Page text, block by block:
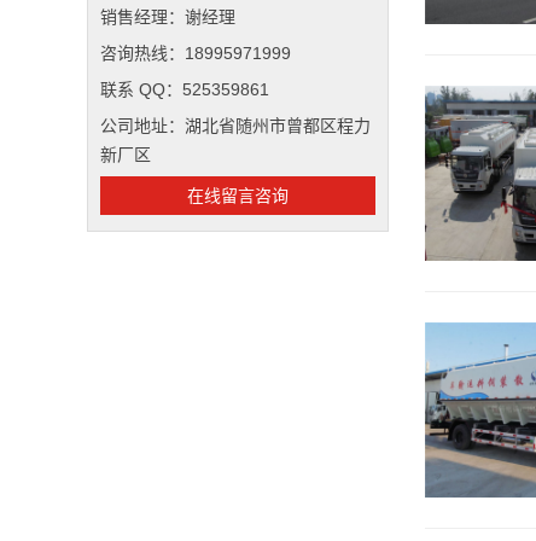
销售经理：谢经理
咨询热线：18995971999
联系 QQ：525359861
公司地址：湖北省随州市曾都区程力
新厂区
在线留言咨询